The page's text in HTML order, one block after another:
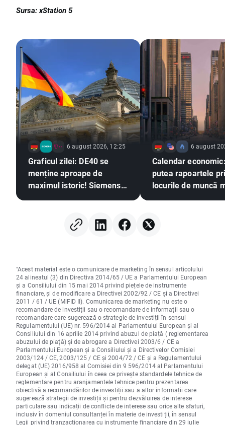
Sursa: xStation 5
6 august 2026, 12:25
Graficul zilei: DE40 se
menține aproape de
maximul istoric! Siemens
6 august
Calendar
putea rapoartele
locurile de muncă
majorare a ratei
"Acest material este o comunicare de marketing în sensul articolului
24 alineatul (3) din Directiva 2014/65 / UE a Parlamentului European
și a Consiliului din 15 mai 2014 privind piețele de instrumente
financiare, și de modificare a Directivei 2002/92 / CE și a Directivei
2011 / 61 / UE (MiFID II). Comunicarea de marketing nu este o
recomandare de investiții sau o recomandare de informații sau o
recomandare care sugerează o strategie de investiții în sensul
Regulamentului (UE) nr. 596/2014 al Parlamentului European și al
Consiliului din 16 aprilie 2014 privind abuzul de piață ( reglementarea
abuzului de piață) și de abrogare a Directivei 2003/6 / CE a
Parlamentului European și a Consiliului și a Directivelor Comisiei
2003/124 / CE, 2003/125 / CE și 2004/72 / CE și a Regulamentului
delegat (UE) 2016/958 al Comisiei din 9 596/2014 al Parlamentului
European și al Consiliului în ceea ce privește standardele tehnice de
reglementare pentru aranjamentele tehnice pentru prezentarea
obiectivă a recomandărilor de investiții sau a altor informații care
sugerează strategii de investiții și pentru dezvăluirea de interese
particulare sau indicații de conflicte de interese sau orice alte sfaturi,
inclusiv în domeniul consultanței în materie de investiții, în sensul
Legii privind tranzacționarea cu instrumente financiare din 29 iulie